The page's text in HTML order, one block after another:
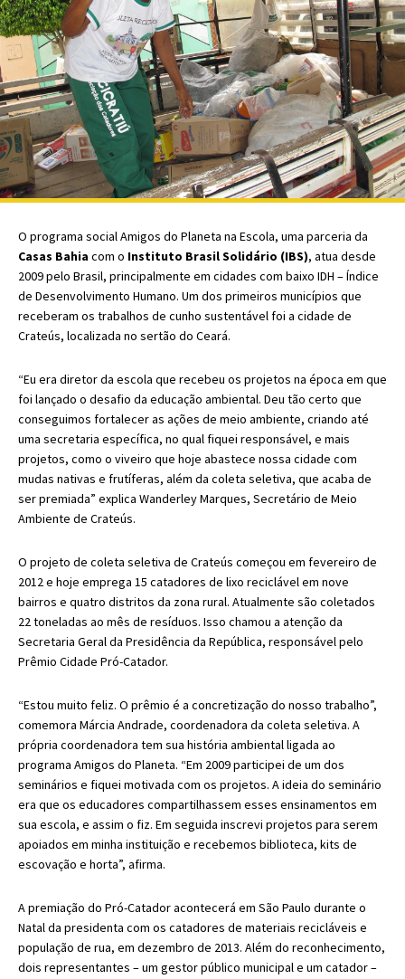
O programa social Amigos do Planeta na Escola, uma parceria da
Casas Bahia com o Instituto Brasil Solidário (IBS), atua desde
2009 pelo Brasil, principalmente em cidades com baixo IDH – Índice
de Desenvolvimento Humano. Um dos primeiros municípios que
receberam os trabalhos de cunho sustentável foi a cidade de
Crateús, localizada no sertão do Ceará.
“Eu era diretor da escola que recebeu os projetos na época em que
foi lançado o desafio da educação ambiental. Deu tão certo que
conseguimos fortalecer as ações de meio ambiente, criando até
uma secretaria específica, no qual fiquei responsável, e mais
projetos, como o viveiro que hoje abastece nossa cidade com
mudas nativas e frutíferas, além da coleta seletiva, que acaba de
ser premiada” explica Wanderley Marques, Secretário de Meio
Ambiente de Crateús.
O projeto de coleta seletiva de Crateús começou em fevereiro de
2012 e hoje emprega 15 catadores de lixo reciclável em nove
bairros e quatro distritos da zona rural. Atualmente são coletados
22 toneladas ao mês de resíduos. Isso chamou a atenção da
Secretaria Geral da Presidência da República, responsável pelo
Prêmio Cidade Pró-Catador.
“Estou muito feliz. O prêmio é a concretização do nosso trabalho”,
comemora Márcia Andrade, coordenadora da coleta seletiva. A
própria coordenadora tem sua história ambiental ligada ao
programa Amigos do Planeta. “Em 2009 participei de um dos
seminários e fiquei motivada com os projetos. A ideia do seminário
era que os educadores compartilhassem esses ensinamentos em
sua escola, e assim o fiz. Em seguida inscrevi projetos para serem
apoiados em minha instituição e recebemos biblioteca, kits de
escovação e horta”, afirma.
A premiação do Pró-Catador acontecerá em São Paulo durante o
Natal da presidenta com os catadores de materiais recicláveis e
população de rua, em dezembro de 2013. Além do reconhecimento,
dois representantes – um gestor público municipal e um catador –